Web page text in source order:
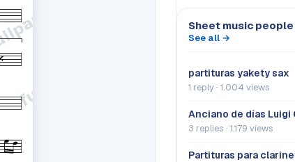
Sheet music
See all →
partituras yakety sax
1 reply · 1.004 views
Anciano de días
3 replies · 1.179 views
Partituras para